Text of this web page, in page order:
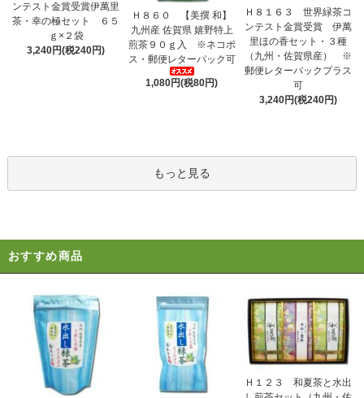
ンテスト金賞受賞伊萬里
茶・幸の極セット ６５
ｇ×２袋
3,240円(税240円)
Ｈ８６０ 【美撰 和】
九州産 佐賀県 嬉野特上
煎茶９０ｇ入 ※ネコポ
ス・郵便レターパック可
1,080円(税80円)
Ｈ８１６３ 世界緑茶コ
ンテスト金賞受賞 伊萬
里ほの香セット・３種
（九州・佐賀県産） ※
郵便レターパックプラス
可
3,240円(税240円)
もっと見る
おすすめ商品
Ｈ１２３ 和夏茶と水出